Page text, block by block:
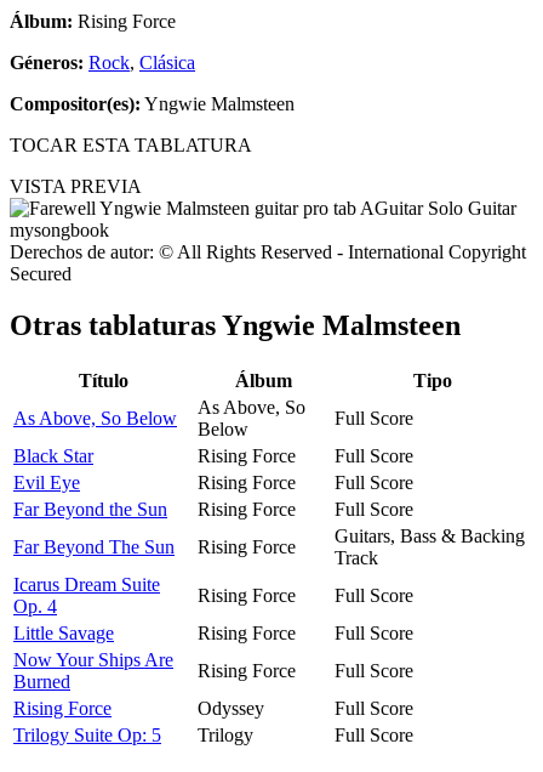
Álbum: Rising Force
Géneros: Rock, Clásica
Compositor(es): Yngwie Malmsteen
TOCAR ESTA TABLATURA
VISTA PREVIA
Derechos de autor: © All Rights Reserved - International Copyright
Secured
Otras tablaturasYngwie Malmsteen
Título Álbum
Tipo
As Above, So Below
As Above, So
Below
Full Score
Black Star
Rising Force
Full Score
Evil Eye
Rising Force
Full Score
Far Beyond the Sun
Rising Force
Full Score
Far Beyond The Sun
Rising Force
Guitars, Bass & Backing
Track
Icarus Dream Suite
Op. 4
Rising Force
Full Score
Little Savage
Rising Force
Full Score
Now Your Ships Are
Burned
Rising Force
Full Score
Rising Force
Odyssey
Full Score
Trilogy Suite Op: 5
Trilogy Full Score